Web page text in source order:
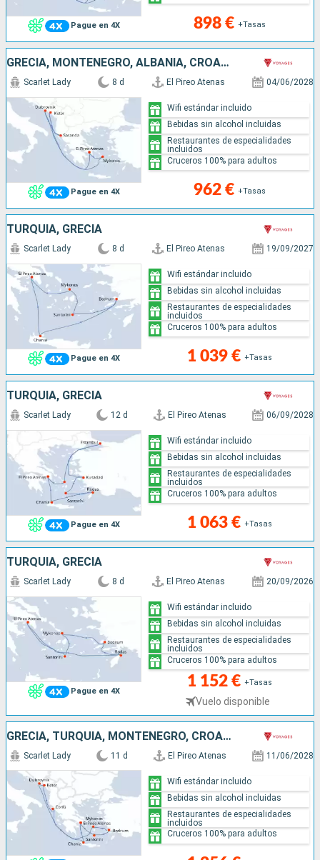
Pague en 4X 898 € +Tasas
GRECIA, MONTENEGRO, ALBANIA, CROACIA
Pague en 4X
Scarlet Lady 8 d El Pireo Atenas 04/06/2028
962 € +Tasas
Wifi estándar incluido
Bebidas sin alcohol incluidas
Restaurantes de especialidades
incluidos
Cruceros 100% para adultos
TURQUÍA, GRECIA
Pague en 4X
Scarlet Lady 8 d El Pireo Atenas 19/09/2027
1 039 € +Tasas
Wifi estándar incluido
Bebidas sin alcohol incluidas
Restaurantes de especialidades
incluidos
Cruceros 100% para adultos
TURQUÍA, GRECIA
Pague en 4X
Scarlet Lady 12 d El Pireo Atenas 06/09/2028
1 063 € +Tasas
Wifi estándar incluido
Bebidas sin alcohol incluidas
Restaurantes de especialidades
incluidos
Cruceros 100% para adultos
TURQUÍA, GRECIA
Pague en 4X
Scarlet Lady 8 d El Pireo Atenas 20/09/2026
1 152 € +Tasas
Vuelo disponible
Wifi estándar incluido
Bebidas sin alcohol incluidas
Restaurantes de especialidades
incluidos
Cruceros 100% para adultos
GRECIA, TURQUÍA, MONTENEGRO, CROACIA
Scarlet Lady 11 d El Pireo Atenas 11/06/2028
Wifi estándar incluido
Bebidas sin alcohol incluidas
Restaurantes de especialidades
incluidos
Cruceros 100% para adultos